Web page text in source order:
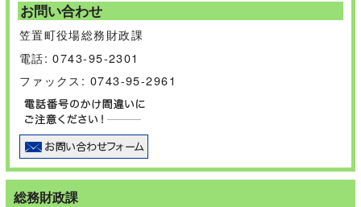
お問い合わせ
笠置町役場総務財政課
電話: 0743-95-2301
ファックス: 0743-95-2961
総務財政課